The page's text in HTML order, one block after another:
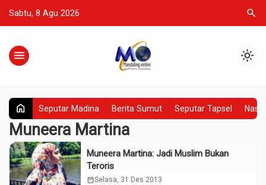
Sabtu, 8 Agu 2026 search
menu light_mode
home Seputar Madina Berita Sumut Seputar Tapsel
Muneera Martina
Muneera Martina: Jadi Muslim Bukan
Teroris
calendar_monthSelasa, 31 Des 2013